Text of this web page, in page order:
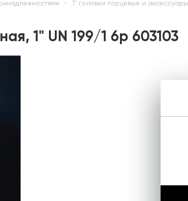
1" головки торцевые и аксессуары
1" UN 199/1 6p 603103